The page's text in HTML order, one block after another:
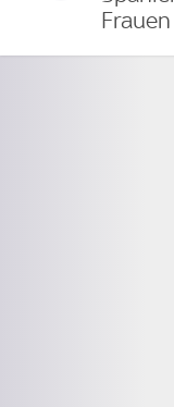
Frauen